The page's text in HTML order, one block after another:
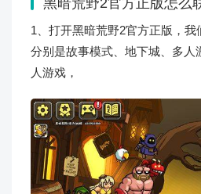
黑暗荒野2官方正版怎么
1、打开黑暗荒野2官方正版，我
分别是故事模式、地下城、多人
人游戏，